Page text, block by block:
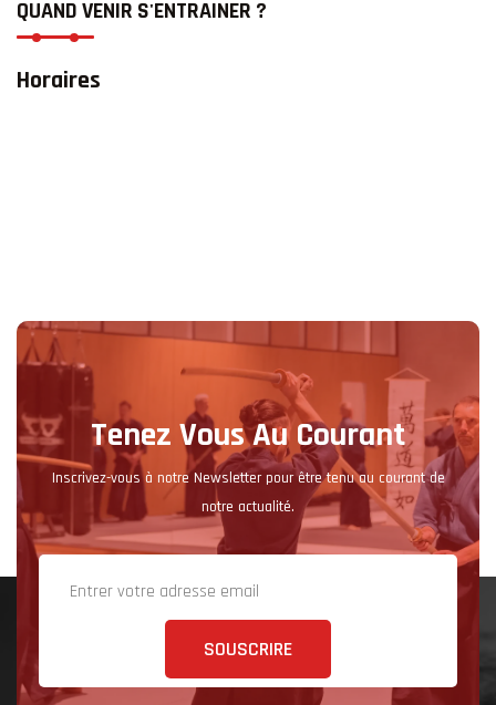
QUAND VENIR S'ENTRAINER ?
Horaires
Tenez Vous Au Courant
Inscrivez-vous à notre Newsletter pour être tenu au courant de
notre actualité.
SOUSCRIRE